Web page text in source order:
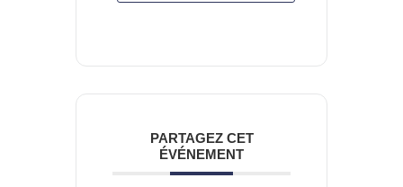
PARTAGEZ CET
ÉVÉNEMENT